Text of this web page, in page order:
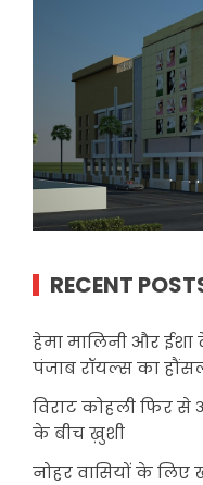
RECENT
हेमा मालिनी और ईशा
पंजाब रॉयल्स का
विराट कोहली फिर से
के बीच ख़ुशी
नोहर वासियों के